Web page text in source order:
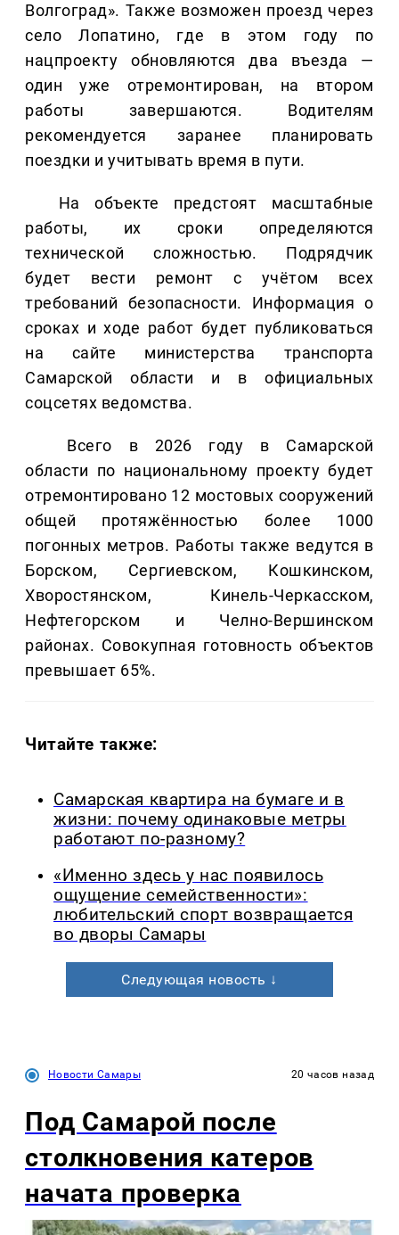
Волгоград». Также возможен проезд через
село Лопатино, где в этом году по
нацпроекту обновляются два въезда —
один уже отремонтирован, на втором
работы завершаются. Водителям
рекомендуется заранее планировать
поездки и учитывать время в пути.
На объекте предстоят масштабные
работы, их сроки определяются
технической сложностью. Подрядчик
будет вести ремонт с учётом всех
требований безопасности. Информация о
сроках и ходе работ будет публиковаться
на сайте министерства транспорта
Самарской области и в официальных
соцсетях ведомства.
Всего в 2026 году в Самарской
области по национальному проекту будет
отремонтировано 12 мостовых сооружений
общей протяжённостью более 1000
погонных метров. Работы также ведутся в
Борском, Сергиевском, Кошкинском,
Хворостянском, Кинель-Черкасском,
Нефтегорском и Челно-Вершинском
районах. Совокупная готовность объектов
превышает 65%.
Читайте также:
Самарская квартира на бумаге и в
жизни: почему одинаковые метры
работают по-разному?
«Именно здесь у нас появилось
ощущение семейственности»:
любительский спорт возвращается
во дворы Самары
Следующая новость ↓
Новости Самары 20 часов назад
Под Самарой после
столкновения катеров
начата проверка